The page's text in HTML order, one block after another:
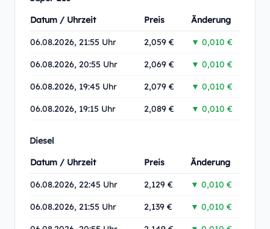
Datum / Uhrzeit
Preis Änderung
06.08.2026, 21:55 Uhr 2,059 € ▼ 0,010 €
06.08.2026, 20:55 Uhr 2,069 € ▼ 0,010 €
06.08.2026, 19:45 Uhr 2,079 € ▼ 0,010 €
06.08.2026, 19:15 Uhr 2,089 € ▼ 0,010 €
Diesel
Datum / Uhrzeit
Preis Änderung
06.08.2026, 22:45 Uhr 2,129 € ▼ 0,010 €
06.08.2026, 21:55 Uhr 2,139 € ▼ 0,010 €